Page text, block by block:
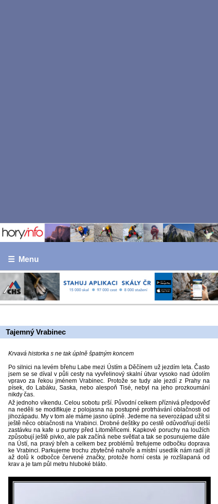
☰ Menu
Tajemný Vrabinec
Krvavá historka s ne tak úplně špatným koncem
Po silnici na levém břehu Labe mezi Ústím a Děčínem už jezdím leta. Často
jsem se se díval v půli cesty na vyvřelinový skalní útvar vysoko nad údolím
vpravo za řekou jménem Vrabinec. Protože se tudy ale jezdí z Prahy na
písek, do Labáku, Saska, nebo alespoň Tisé, nebyl na jeho prozkoumání
nikdy čas.
Až jednoho víkendu. Celou sobotu prší. Původní celkem příznivá předpověď
na neděli se modifikuje z polojasna na postupné protrhávání oblačnosti od
jihozápadu. My v tom ale máme jasno úplně. Jedeme na severozápad užít si
ještě něco oblačnosti na Vrabinci. Drobné deštíky po cestě odůvodňují delší
zastávku na kafe u pumpy před Litoměřicemi. Kapkové poruchy na loužích
způsobují ještě pivko, ale pak začíná nebe světlat a tak se posunujeme dále
na Ústí, na pravý břeh a celkem bez problémů trefujeme odbočku doprava
ke Vrabinci. Parkujeme trochu zbytečně nahoře a místní usedlík nám radí jít
až dolů k odbočce červené značky, protože horní cesta je rozšlapaná od
krav a je tam půl metru hluboké bláto.